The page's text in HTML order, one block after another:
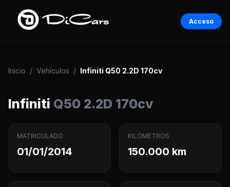
Acceso
Inicio / Vehículos / Infiniti Q50 2.2D 170cv
Infiniti Q50 2.2D 170cv
MATRICULADO
01/01/2014
KILÓMETROS
150.000 km